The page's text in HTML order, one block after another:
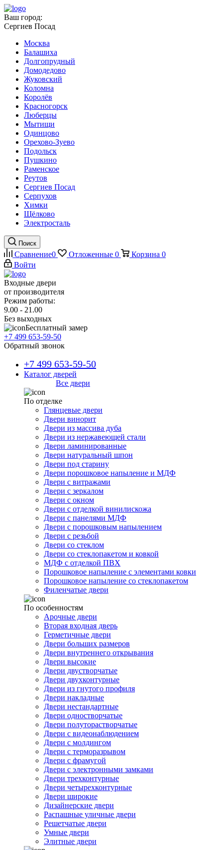
Ваш город:
Сергиев Посад
Москва
Балашиха
Долгопрудный
Домодедово
Жуковский
Коломна
Королёв
Красногорск
Люберцы
Мытищи
Одинцово
Орехово-Зуево
Подольск
Пушкино
Раменское
Реутов
Сергиев Посад
Серпухов
Химки
Щёлково
Электросталь
Поиск
Сравнение0 Отложенные 0 Корзина 0
Войти
Входные двери
от производителя
Режим работы:
9.00 - 21.00
Без выходных
Бесплатный замер
+7 499 653-59-50
Обратный звонок
+7 499 653-59-50
Каталог дверей
Все двери
По отделке
Глянцевые двери
Двери винорит
Двери из массива дуба
Двери из нержавеющей стали
Двери ламинированные
Двери натуральный шпон
Двери под старину
Двери порошковое напыление и МДФ
Двери с витражами
Двери с зеркалом
Двери с окном
Двери с отделкой винилискожа
Двери с панелями МДФ
Двери с порошковым напылением
Двери с резьбой
Двери со стеклом
Двери со стеклопакетом и ковкой
МДФ с отделкой ПВХ
Порошковое напыление с элементами ковки
Порошковое напыление со стеклопакетом
Филенчатые двери
По особенностям
Арочные двери
Вторая входная дверь
Герметичные двери
Двери больших размеров
Двери внутреннего открывания
Двери высокие
Двери двустворчатые
Двери двухконтурные
Двери из гнутого профиля
Двери накладные
Двери нестандартные
Двери одностворчатые
Двери полуторастворчатые
Двери с видеонаблюдением
Двери с молдингом
Двери с терморазрывом
Двери с фрамугой
Двери с электронными замками
Двери трехконтурные
Двери четырехконтурные
Двери широкие
Дизайнерские двери
Распашные уличные двери
Решетчатые двери
Умные двери
Элитные двери